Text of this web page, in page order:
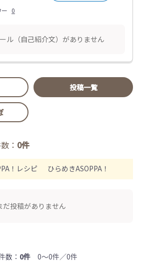
0
ル（自己紹介文）がありません
投稿一覧
： 0件
！レシピ ひらめきASOPPA！
だ投稿がありません
数： 0件 0～0件／0件